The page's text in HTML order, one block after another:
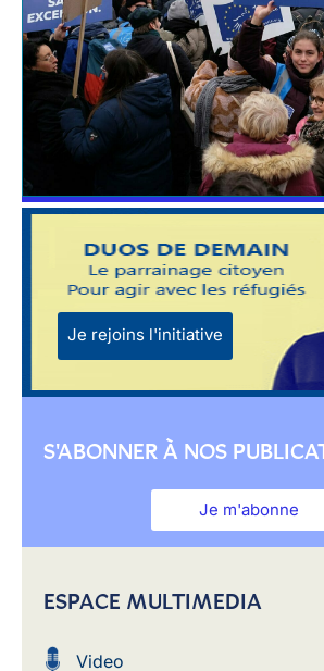
Je rejoins l'initiative
S'ABONNER À NOS
Je m'abonne
ESPACE MULTIMEDIA
Video